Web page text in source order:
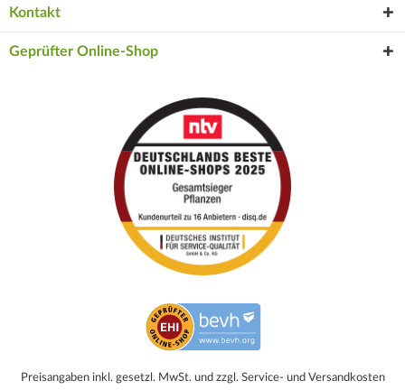
Kontakt
Geprüfter Online-Shop
Preisangaben inkl. gesetzl. MwSt. und zzgl. Service- und Versandkosten